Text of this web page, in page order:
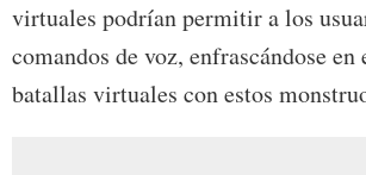
virtuales podrían permitir a los
comandos de voz, enfrascándose en
batallas virtuales con estos